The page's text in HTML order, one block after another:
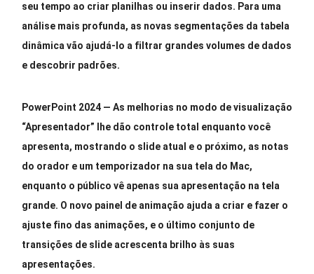
seu tempo ao criar planilhas ou inserir dados. Para uma
análise mais profunda, as novas segmentações da tabela
dinâmica vão ajudá-lo a filtrar grandes volumes de dados
e descobrir padrões.
PowerPoint 2024 — As melhorias no modo de visualização
“Apresentador” lhe dão controle total enquanto você
apresenta, mostrando o slide atual e o próximo, as notas
do orador e um temporizador na sua tela do Mac,
enquanto o público vê apenas sua apresentação na tela
grande. O novo painel de animação ajuda a criar e fazer o
ajuste fino das animações, e o último conjunto de
transições de slide acrescenta brilho às suas
apresentações.